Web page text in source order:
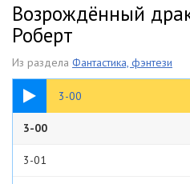
Возрождённый
Роберт
Из раздела Фантастика, фэнтези
3-00
1:11:16
3-00
3-01